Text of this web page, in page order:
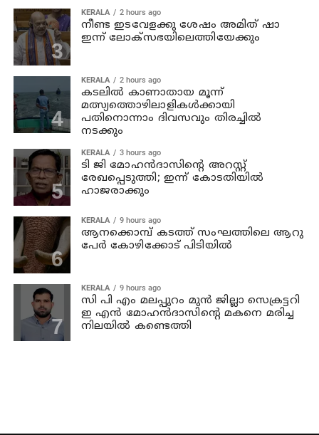
KERALA 2 hours ago
നീണ്ട ഇടവേളക്കു ശേഷം അമിത് ഷാ
ഇന്ന് ലോക്‌സഭയിലെത്തിയേക്കും
KERALA 2 hours ago
കടലില്‍ കാണാതായ മൂന്ന്
മത്സ്യത്തൊഴിലാളികള്‍ക്കായി
പതിനൊന്നാം ദിവസവും തിരച്ചില്‍
നടക്കും
KERALA 3 hours ago
ടി ജി മോഹന്‍ദാസിന്റെ അറസ്റ്റ്
രേഖപ്പെടുത്തി; ഇന്ന് കോടതിയില്‍
ഹാജരാക്കും
KERALA 9 hours ago
ആനക്കൊമ്പ് കടത്ത് സംഘത്തിലെ ആറു
പേര്‍ കോഴിക്കോട് പിടിയില്‍
KERALA 9 hours ago
സി പി എം മലപ്പുറം മുന്‍ ജില്ലാ സെക്രട്ടറി
ഇ എന്‍ മോഹന്‍ദാസിന്റെ മകനെ മരിച്ച
നിലയില്‍ കണ്ടെത്തി